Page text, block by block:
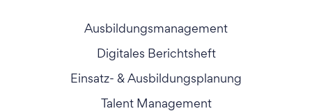
Ausbildungsmanagement
Digitales Berichtsheft
Einsatz- & Ausbildungsplanung
Talent Management